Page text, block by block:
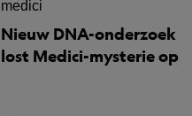
Nieuw DNA-onderzoek
lost Medici-mysterie op